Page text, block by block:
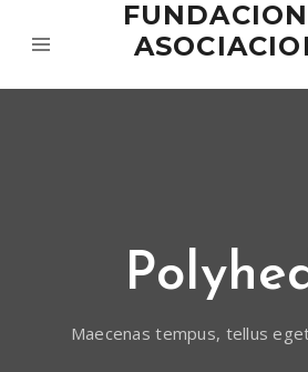
Maecenas tempus, tellus